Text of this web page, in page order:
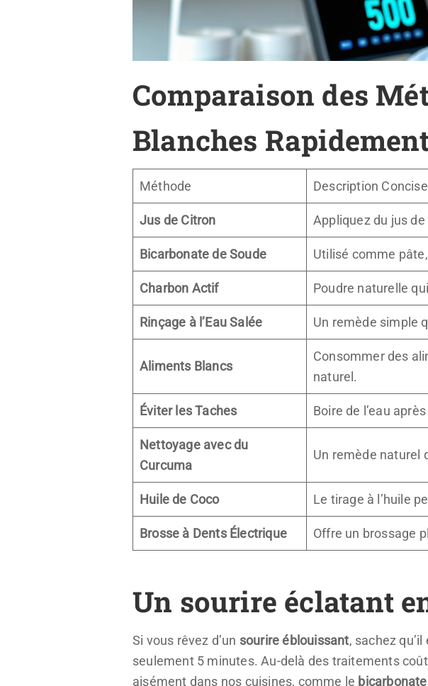
Comparaison des
Blanches
Méthode Description Concise
Jus de Citron Appliquez du jus
Bicarbonate de Soude Utilisé comme
Charbon Actif Poudre naturelle
Rinçage à l’Eau Salée Un remède simple
Aliments Blancs
Consommer des
naturel.
Éviter les Taches Boire de l’eau
Nettoyage avec du
Curcuma
Un remède naturel
Huile de Coco Le tirage à l’huile
Brosse à Dents Électrique Offre un brossage
Un sourire éclatant
Si vous rêvez d’un sourire éblouissant, sachez
seulement 5 minutes. Au-delà des traitements
aisément dans nos cuisines, comme le